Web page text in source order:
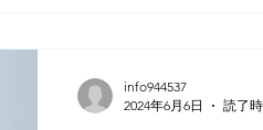
info944537
2024年6月6日
読了